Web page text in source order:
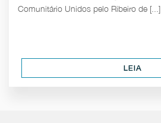
Comunitário Unidos pelo Ribeiro de [...]
LEIA